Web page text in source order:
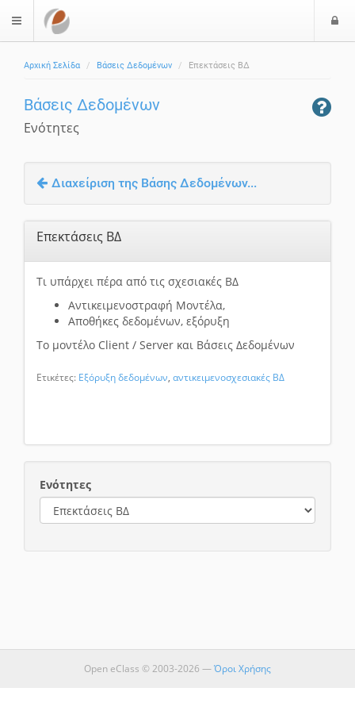
$langMenu
Αρχική Σελίδα Βάσεις Δεδομένων Επεκτάσεις ΒΔ
Βάσεις Δεδομένων
Ενότητες
Διαχείριση της Βάσης Δεδομένων...
Επεκτάσεις ΒΔ
Τι υπάρχει πέρα από τις σχεσιακές ΒΔ
Αντικειμενοστραφή Μοντέλα,
Αποθήκες δεδομένων, εξόρυξη
Το μοντέλο Client / Server και Βάσεις Δεδομένων
Ετικέτες: Εξόρυξη δεδομένων αντικειμενοσχεσιακές ΒΔ
Ενότητες
Open eClass © 2003-2026 —Όροι Χρήσης